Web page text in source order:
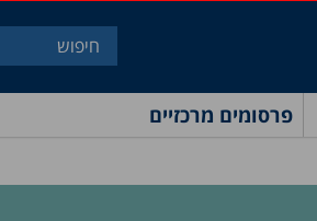
פרסומים מרכזיים